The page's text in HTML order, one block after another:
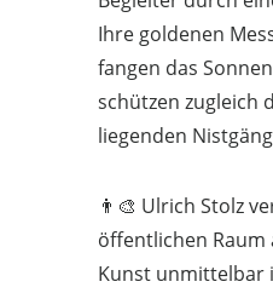
Ihre goldenen
fangen das
schützen zugleich
liegenden
👨‍🎨 Ulrich Stolz
öffentlichen Raum
Kunst unmittelbar